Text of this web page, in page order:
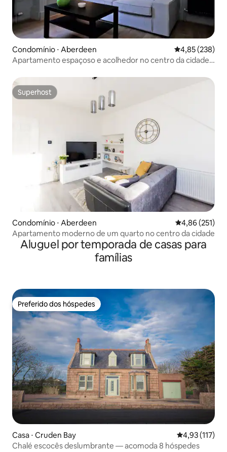
Condomínio ⋅ Aberdeen 4,85 de uma
4,85 (238)
Apartamento espaçoso e acolhedor no centro da cidade -
Superhost
Superhost
Condomínio ⋅ Aberdeen 4,86 de uma
4,86 (251)
Apartamento moderno de um quarto no centro da cidade
Aluguel por temporada de casas para
famílias
Preferido dos hóspedes
Preferido dos hóspedes
Casa ⋅ Cruden Bay 4,93 de uma
4,93 (117)
Chalé escocês deslumbrante — acomoda 8 hóspedes